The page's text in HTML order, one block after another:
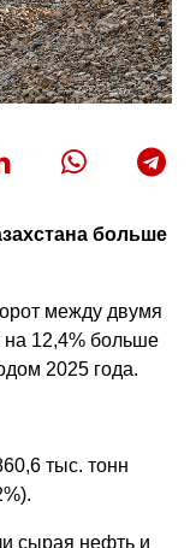
больше
между двумя
на 12,4% больше
2025 года.
тыс. тонн
сырая нефть и